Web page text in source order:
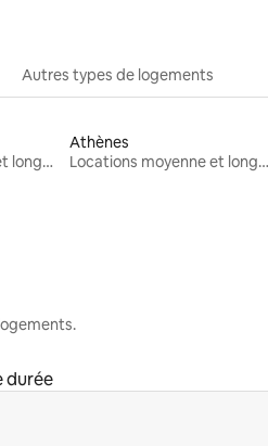
Autres types de logements
Locations moyenne et longue durée
Athènes
Locations moyenne et longue durée
durée